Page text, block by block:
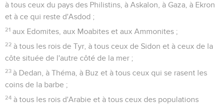
à tous ceux du pays des Philistins, à Askalon, à Gaza, à Ekron
et à ce qui reste d'Asdod ;
21 aux Edomites, aux Moabites et aux Ammonites ;
22 à tous les rois de Tyr, à tous ceux de Sidon et à ceux de la
côte située de l'autre côté de la mer ;
23 à Dedan, à Théma, à Buz et à tous ceux qui se rasent les
coins de la barbe ;
24 à tous les rois d'Arabie et à tous ceux des populations